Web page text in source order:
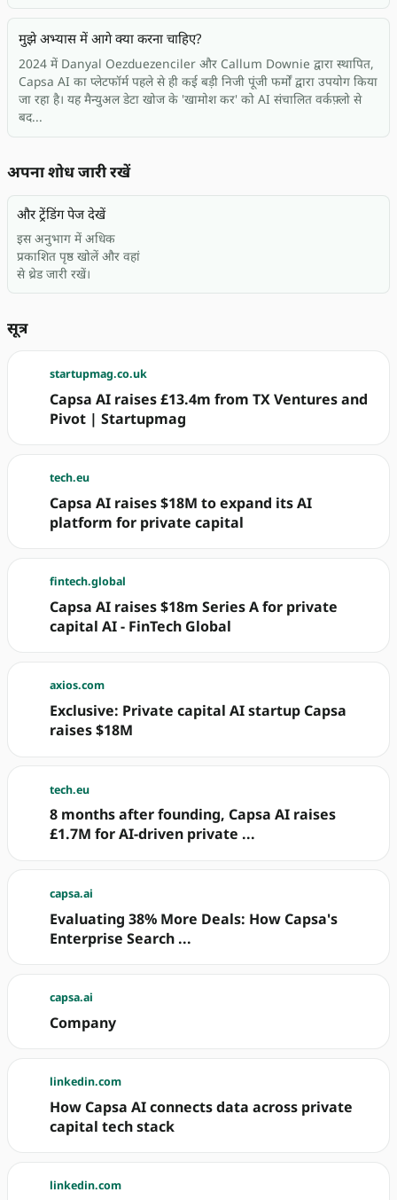
मुझे अभ्यास में आगे क्या करना चाहिए?
2024 में Danyal Oezduezenciler और Callum Downie द्वारा स्थापित,
Capsa AI का प्लेटफॉर्म पहले से ही कई बड़ी निजी पूंजी फर्मों द्वारा उपयोग किया
जा रहा है। यह मैन्युअल डेटा खोज के 'खामोश कर' को AI संचालित वर्कफ़्लो से
बद...
अपना शोध जारी रखें
और ट्रेंडिंग पेज देखें
इस अनुभाग में अधिक
प्रकाशित पृष्ठ खोलें और वहां
से थ्रेड जारी रखें।
सूत्र
startupmag.co.uk
Capsa AI raises £13.4m from TX Ventures and
Pivot | Startupmag
tech.eu
Capsa AI raises $18M to expand its AI
platform for private capital
fintech.global
Capsa AI raises $18m Series A for private
capital AI - FinTech Global
axios.com
Exclusive: Private capital AI startup Capsa
raises $18M
tech.eu
8 months after founding, Capsa AI raises
£1.7M for AI-driven private ...
capsa.ai
Evaluating 38% More Deals: How Capsa's
Enterprise Search ...
capsa.ai
Company
linkedin.com
How Capsa AI connects data across private
capital tech stack
linkedin.com